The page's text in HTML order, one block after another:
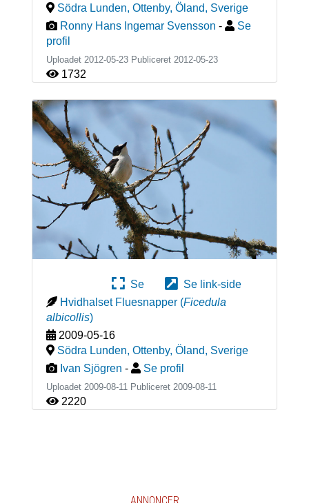
Södra Lunden, Ottenby, Öland, Sverige
Ronny Hans Ingemar Svensson -
Se
profil
Uploadet 2012-05-23 Publiceret 2012-05-23
1732
Se
Se link-side
Hvidhalset Fluesnapper (Ficedula
albicollis)
2009-05-16
Södra Lunden, Ottenby, Öland, Sverige
Ivan Sjögren - Se profil
Uploadet 2009-08-11 Publiceret 2009-08-11
2220